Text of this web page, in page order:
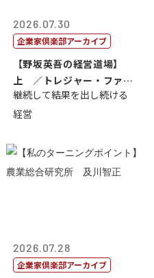
2026.07.30
企業家倶楽部アーカイブ
【野坂英吾の経営道場】
上 ／トレジャー・ファク
トリー社長野坂...
継続して結果を出し続ける
経営
2026.07.28
企業家倶楽部アーカイブ